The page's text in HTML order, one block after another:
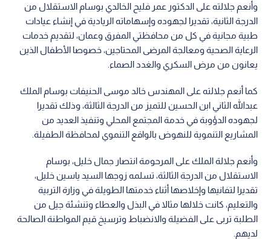
وأنعم جلالته على الدكتور عمر فليح الخالدي بوسام الاستقلال من
الدرجة الثانية، تقديرا لجهوده وإسهاماته الريادية في إنشاء عيادات
طبية مجانية في كل من محافظتي المفرق وعمان، لتقديم خدمات
الرعاية الصحية ومعالجة المرضى المحتاجين، خصوصا الأطفال الذين
يعانون من مرض السكري والغدد الصماء.
كما أنعم جلالته على المهندس خالد موسى الحنيفات بوسام الملك
عبدالله الثاني ابن الحسين للتميز من الدرجة الثالثة، وذلك تقديرا
لجهوده الدؤوبة في خدمة المجتمع المحلي وتنفيذ العديد من
المشاريع التنموية للنهوض بالواقع التنموي لمحافظة الطفيلة.
وأنعم جلالة الملك على المرحومة انتصار جمال خليل، بوسام
الاستقلال من الدرجة الثالثة، تسلمه زوجها السيد ياسين خليل،
تقديرا لتفانيها وإخلاصها أثناء خدمتها الطويلة في وزارة التربية
والتعليم، كانت خلالها مثالا في البذل والعطاء وتنشئة جيل من
الطلبة تربى على الفضيلة والانضباط وترسيخ قيم المواطنة الصالحة
لديهم.